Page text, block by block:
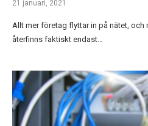
21 januari, 2021
Allt mer företag flyttar in på nätet,
återfinns faktiskt endast…